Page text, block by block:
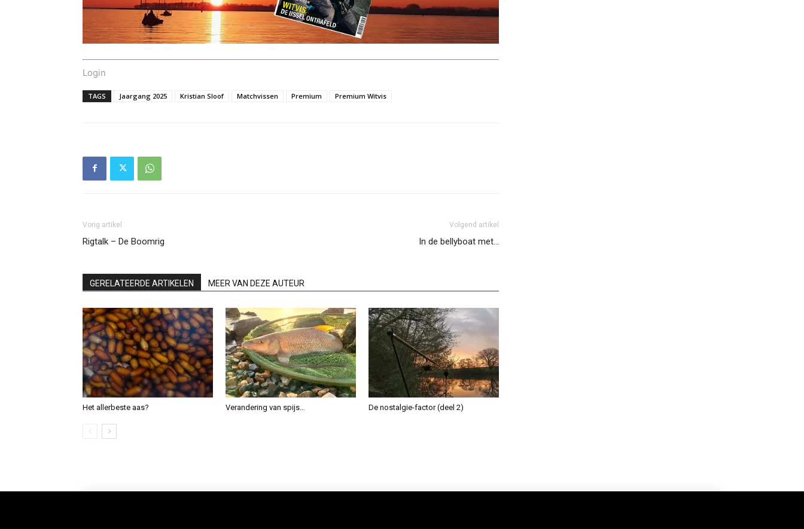
Login
TAGS Jaargang 2025 Kristian Sloof Matchvissen Premium Premium Witvis
Vorig artikel
Rigtalk – De Boomrig
Volgend artikel
In de bellyboat met…
GERELATEERDE ARTIKELEN MEER VAN DEZE AUTEUR
Het allerbeste aas? Verandering van spijs… De nostalgie-factor (deel 2)